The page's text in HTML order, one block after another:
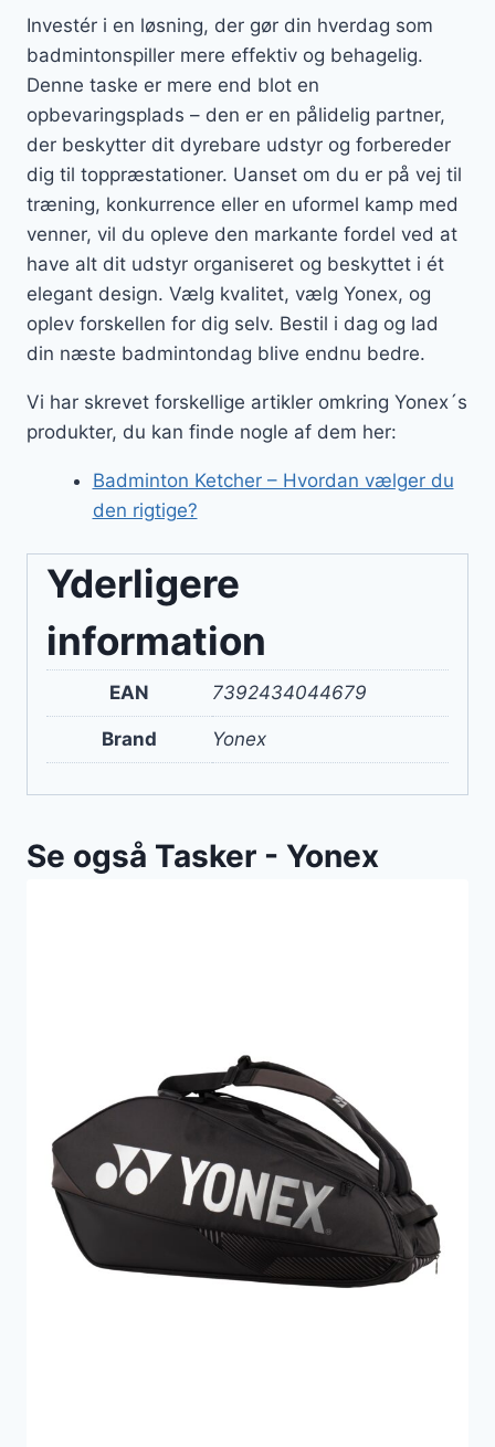
Investér i en løsning, der gør din hverdag som
badmintonspiller mere effektiv og behagelig.
Denne taske er mere end blot en
opbevaringsplads – den er en pålidelig partner,
der beskytter dit dyrebare udstyr og forbereder
dig til toppræstationer. Uanset om du er på vej til
træning, konkurrence eller en uformel kamp med
venner, vil du opleve den markante fordel ved at
have alt dit udstyr organiseret og beskyttet i ét
elegant design. Vælg kvalitet, vælg Yonex, og
oplev forskellen for dig selv. Bestil i dag og lad
din næste badmintondag blive endnu bedre.
Vi har skrevet forskellige artikler omkring Yonex´s
produkter, du kan finde nogle af dem her:
Badminton Ketcher – Hvordan vælger du
den rigtige?
Yderligere
information
EAN 7392434044679
Brand Yonex
Se også Tasker - Yonex